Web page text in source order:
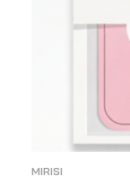
MIRISI